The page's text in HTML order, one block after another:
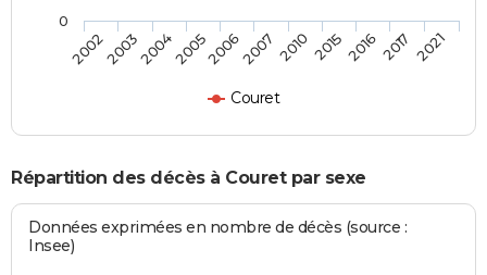
Couret
200220032004200520062007 2010 201520162017 2021
0
Répartition des décès à Couret par sexe
Données exprimées en nombre de décès (source :
Insee)